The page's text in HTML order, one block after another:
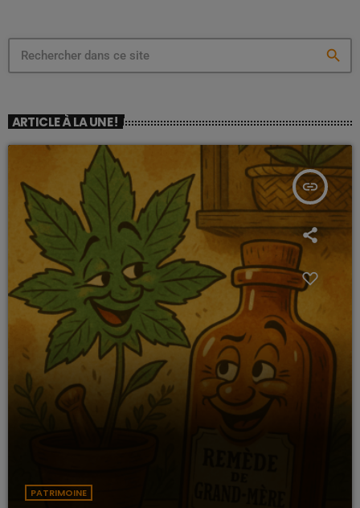
search
ARTICLE À LA UNE !
insert_link
PATRIMOINE